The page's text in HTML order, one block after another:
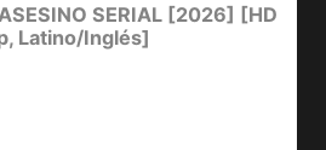
SERIAL [2026] [HD
Latino/Inglés]